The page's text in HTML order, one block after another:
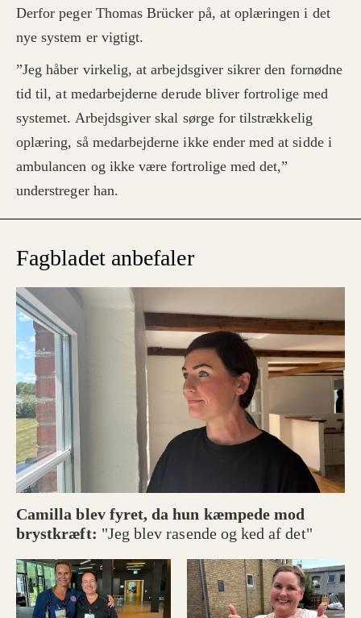
Derfor peger Thomas Brücker på, at oplæringen i det
nye system er vigtigt.
”Jeg håber virkelig, at arbejdsgiver sikrer den fornødne
tid til, at medarbejderne derude bliver fortrolige med
systemet. Arbejdsgiver skal sørge for tilstrækkelig
oplæring, så medarbejderne ikke ender med at sidde i
ambulancen og ikke være fortrolige med det,”
understreger han.
Fagbladet anbefaler
Camilla blev fyret, da hun kæmpede mod
brystkræft: "Jeg blev rasende og ked af det"